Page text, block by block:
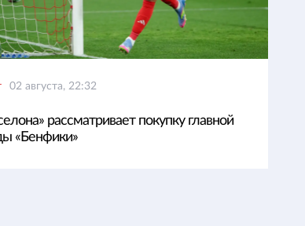
02 августа, 22:32
рассматривает покупку главной
«Бенфики»